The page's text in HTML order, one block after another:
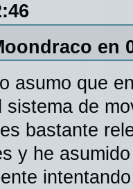
en
asumo que
sistema de
bastante
y he